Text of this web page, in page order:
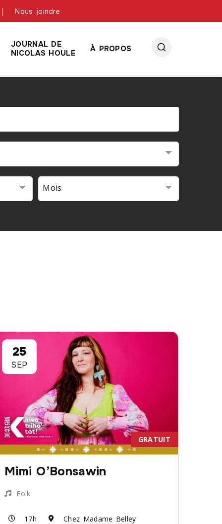
Nous joindre
JOURNAL DE
NICOLAS HOULE
À PROPOS
Mois
25
SEP
GRATUIT
Mimi O’Bonsawin
Folk
17h Chez Madame Belley